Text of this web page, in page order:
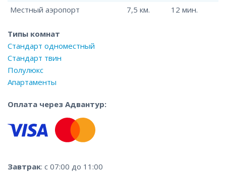
Местный аэропорт
7,5 км. 12 мин.
Типы комнат
Стандарт одноместный
Стандарт твин
Полулюкс
Апартаменты
Оплата через Адвантур:
Завтрак: с 07:00 до 11:00